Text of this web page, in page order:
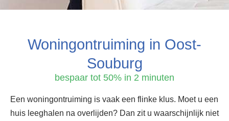
Woningontruiming in Oost-
Souburg
bespaar tot 50% in 2 minuten
Een woningontruiming is vaak een flinke klus. Moet u een
huis leeghalen na overlijden? Dan zit u waarschijnlijk niet